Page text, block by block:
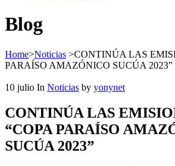
Blog
Home>Noticias >CONTINÚA LAS
PARAÍSO AMAZÓNICO SUCÚA 2023”
10 julio In Noticias by yonynet
CONTINÚA LAS
“COPA PARAÍSO
SUCÚA 2023”